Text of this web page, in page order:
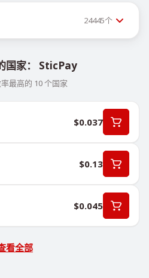
24445个
国家： SticPay
最高的 10 个国家
$0.037
$0.13
$0.045
看全部